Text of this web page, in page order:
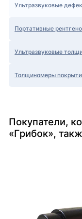
Ультразвуковые
Портативные
Ультразвуковые
Толщиномеры
Покупатели,
«Грибок»,